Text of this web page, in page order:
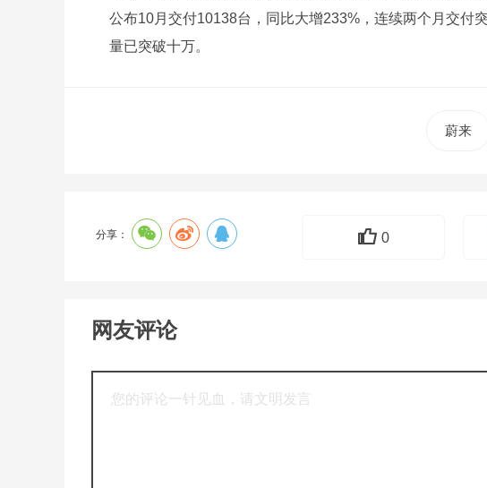
公布10月交付10138台，同比大增233%，连续两个月交付
量已突破十万。
蔚来
分享： 0
网友评论